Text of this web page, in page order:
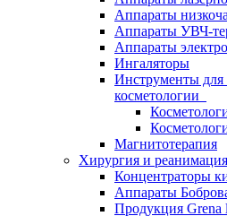
Аппараты
Аппараты УВЧ-
Аппараты
Ингаляторы
Инструменты для
косметологии
Магнитотерапия
Хирургия и реанимация
Концентраторы
Аппараты
Продукция Grena